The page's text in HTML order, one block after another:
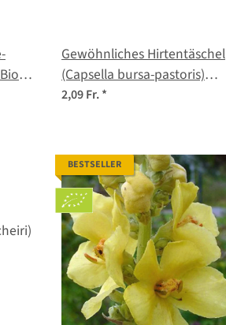
Gewöhnliches Hirtentäschel
(Capsella bursa-pastoris)
Samen
2,09 Fr.*
BESTSELLER